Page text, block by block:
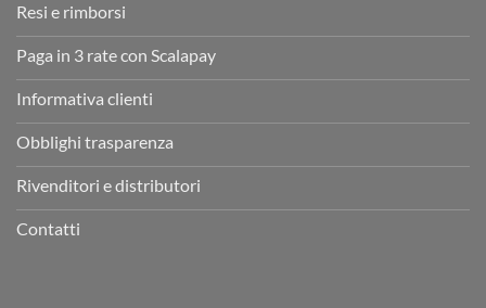
Resi e rimborsi
Paga in 3 rate con Scalapay
Informativa clienti
Obblighi trasparenza
Rivenditori e distributori
Contatti